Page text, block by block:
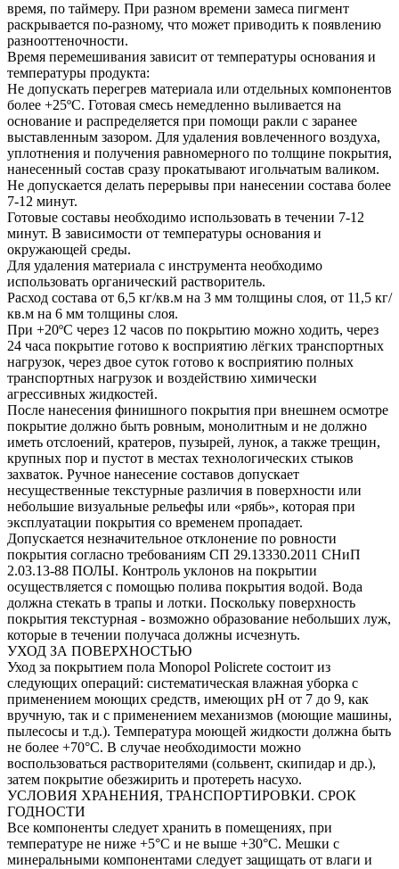
время, по таймеру. При разном времени замеса пигмент
раскрывается по-разному, что может приводить к появлению
разнооттеночности.
Время перемешивания зависит от температуры основания и
температуры продукта:
Не допускать перегрев материала или отдельных компонентов
более +25ºС. Готовая смесь немедленно выливается на
основание и распределяется при помощи ракли с заранее
выставленным зазором. Для удаления вовлеченного воздуха,
уплотнения и получения равномерного по толщине покрытия,
нанесенный состав сразу прокатывают игольчатым валиком.
Не допускается делать перерывы при нанесении состава более
7-12 минут.
Готовые составы необходимо использовать в течении 7-12
минут. В зависимости от температуры основания и
окружающей среды.
Для удаления материала с инструмента необходимо
использовать органический растворитель.
Расход состава от 6,5 кг/кв.м на 3 мм толщины слоя, от 11,5 кг/
кв.м на 6 мм толщины слоя.
При +20ºС через 12 часов по покрытию можно ходить, через
24 часа покрытие готово к восприятию лёгких транспортных
нагрузок, через двое суток готово к восприятию полных
транспортных нагрузок и воздействию химически
агрессивных жидкостей.
После нанесения финишного покрытия при внешнем осмотре
покрытие должно быть ровным, монолитным и не должно
иметь отслоений, кратеров, пузырей, лунок, а также трещин,
крупных пор и пустот в местах технологических стыков
захваток. Ручное нанесение составов допускает
несущественные текстурные различия в поверхности или
небольшие визуальные рельефы или «рябь», которая при
эксплуатации покрытия со временем пропадает.
Допускается незначительное отклонение по ровности
покрытия согласно требованиям СП 29.13330.2011 СНиП
2.03.13-88 ПОЛЫ. Контроль уклонов на покрытии
осуществляется с помощью полива покрытия водой. Вода
должна стекать в трапы и лотки. Поскольку поверхность
покрытия текстурная - возможно образование небольших луж,
которые в течении получаса должны исчезнуть.
УХОД ЗА ПОВЕРХНОСТЬЮ
Уход за покрытием пола Monopol Policrete состоит из
следующих операций: систематическая влажная уборка с
применением моющих средств, имеющих рН от 7 до 9, как
вручную, так и с применением механизмов (моющие машины,
пылесосы и т.д.). Температура моющей жидкости должна быть
не более +70°С. В случае необходимости можно
воспользоваться растворителями (сольвент, скипидар и др.),
затем покрытие обезжирить и протереть насухо.
УСЛОВИЯ ХРАНЕНИЯ, ТРАНСПОРТИРОВКИ. СРОК
ГОДНОСТИ
Все компоненты следует хранить в помещениях, при
температуре не ниже +5°С и не выше +30°С. Мешки с
минеральными компонентами следует защищать от влаги и